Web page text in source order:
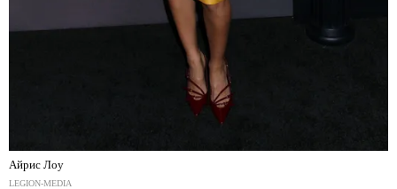
Айрис Лоу
LEGION-MEDIA